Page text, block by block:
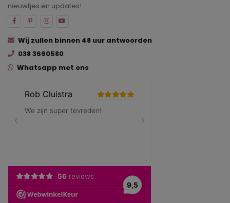
nieuwtjes en updates!
Wij zullen binnen 48 uur antwoorden
038 3690580
Whatsapp met ons